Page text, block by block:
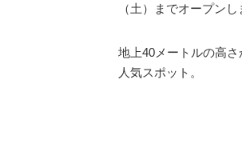
（土）までオープンし
地上40メートルの高
人気スポット。